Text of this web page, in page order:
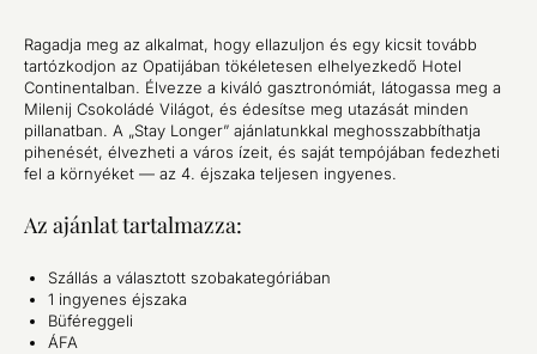
Ragadja meg az alkalmat, hogy ellazuljon és egy kicsit tovább
tartózkodjon az Opatijában tökéletesen elhelyezkedő Hotel
Continentalban. Élvezze a kiváló gasztronómiát, látogassa meg a
Milenij Csokoládé Világot, és édesítse meg utazását minden
pillanatban. A „Stay Longer” ajánlatunkkal meghosszabbíthatja
pihenését, élvezheti a város ízeit, és saját tempójában fedezheti
fel a környéket — az 4. éjszaka teljesen ingyenes.
Az ajánlat tartalmazza:
Szállás a választott szobakategóriában
1 ingyenes éjszaka
Büféreggeli
ÁFA